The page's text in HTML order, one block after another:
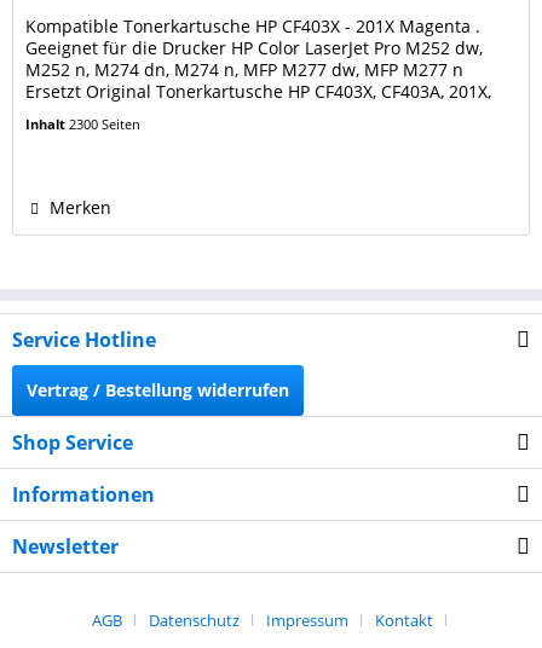
Kompatible Tonerkartusche HP CF403X - 201X Magenta .
Geeignet für die Drucker HP Color LaserJet Pro M252 dw,
M252 n, M274 dn, M274 n, MFP M277 dw, MFP M277 n
Ersetzt Original Tonerkartusche HP CF403X, CF403A, 201X,
Seiten (5% Bedeckung), wie eine originale HP Kartusche
Inhalt 2300 Seiten
Merken
Service Hotline
Vertrag / Bestellung widerrufen
Shop Service
Informationen
Newsletter
AGB Datenschutz Impressum
Kontakt